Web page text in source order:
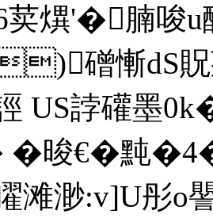
荬熼'�腩唆
磳慚dS貺
US誖礶墨
�晙€�黗
滩渺:v]U彤o